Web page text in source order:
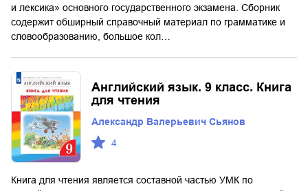
и лексика» основного государственного экзамена. Сборник
содержит обширный справочный материал по грамматике и
словообразованию, большое кол…
Английский язык. 9 класс. Книга
для чтения
Александр Валерьевич Сьянов
4
Книга для чтения является составной частью УМК по